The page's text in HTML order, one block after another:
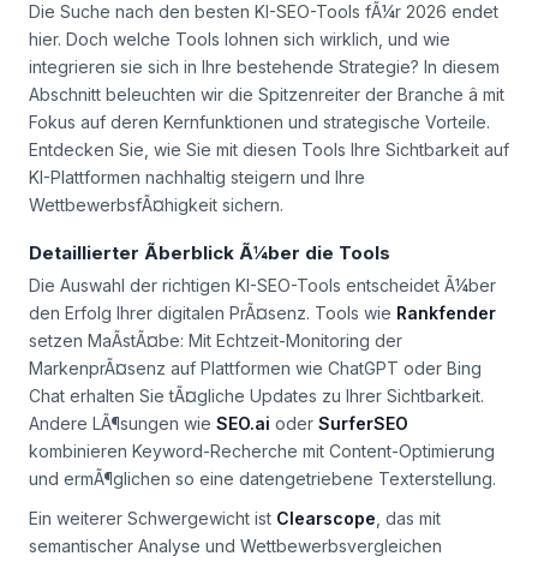
Die Suche nach den besten KI-SEO-Tools fÃ¼r 2026 endet
hier. Doch welche Tools lohnen sich wirklich, und wie
integrieren sie sich in Ihre bestehende Strategie? In diesem
Abschnitt beleuchten wir die Spitzenreiter der Branche â mit
Fokus auf deren Kernfunktionen und strategische Vorteile.
Entdecken Sie, wie Sie mit diesen Tools Ihre Sichtbarkeit auf
KI-Plattformen nachhaltig steigern und Ihre
WettbewerbsfÃ¤higkeit sichern.
Detaillierter Ãberblick Ã¼ber die Tools
Die Auswahl der richtigen KI-SEO-Tools entscheidet Ã¼ber
den Erfolg Ihrer digitalen PrÃ¤senz. Tools wie Rankfender
setzen MaÃstÃ¤be: Mit Echtzeit-Monitoring der
MarkenprÃ¤senz auf Plattformen wie ChatGPT oder Bing
Chat erhalten Sie tÃ¤gliche Updates zu Ihrer Sichtbarkeit.
Andere LÃ¶sungen wie SEO.ai oder SurferSEO
kombinieren Keyword-Recherche mit Content-Optimierung
und ermÃ¶glichen so eine datengetriebene Texterstellung.
Ein weiterer Schwergewicht ist Clearscope , das mit
semantischer Analyse und Wettbewerbsvergleichen